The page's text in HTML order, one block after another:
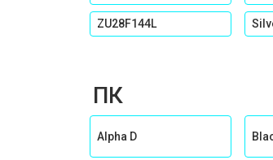
ZU28F144L
ПК
Alpha D